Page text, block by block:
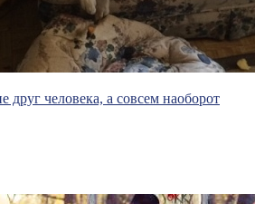
друг человека, а совсем наоборот